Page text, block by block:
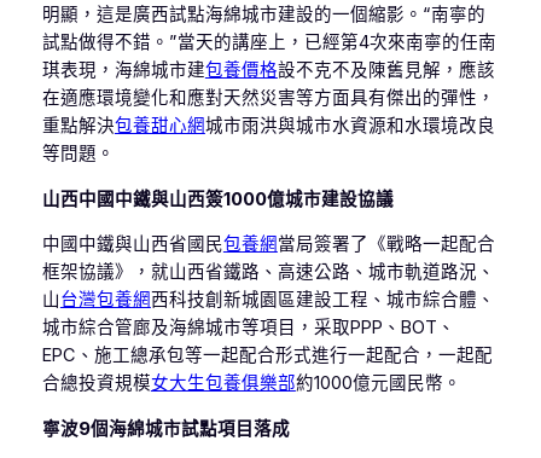
明顯，這是廣西試點海綿城市建設的一個縮影。“南寧的
試點做得不錯。”當天的講座上，已經第4次來南寧的任南
琪表現，海綿城市建包養價格設不克不及陳舊見解，應該
在適應環境變化和應對天然災害等方面具有傑出的彈性，
重點解決包養甜心網城市雨洪與城市水資源和水環境改良
等問題。
山西中國中鐵與山西簽1000億城市建設協議
中國中鐵與山西省國民包養網當局簽署了《戰略一起配合
框架協議》，就山西省鐵路、高速公路、城市軌道路況、
山台灣包養網西科技創新城園區建設工程、城市綜合體、
城市綜合管廊及海綿城市等項目，采取PPP、BOT、
EPC、施工總承包等一起配合形式進行一起配合，一起配
合總投資規模女大生包養俱樂部約1000億元國民幣。
寧波9個海綿城市試點項目落成